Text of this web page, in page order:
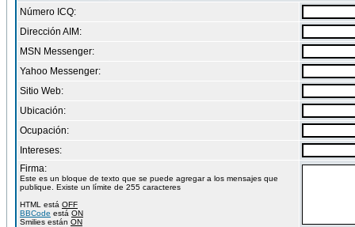
Número ICQ:
Dirección AIM:
MSN Messenger:
Yahoo Messenger:
Sitio Web:
Ubicación:
Ocupación:
Intereses:
Firma:
Este es un bloque de texto que se puede agregar a los mensajes que
publique. Existe un límite de 255 caracteres
HTML está OFF
BBCode está ON
Smilies están ON